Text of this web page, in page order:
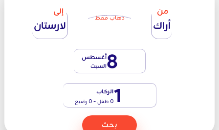
من
أراك ذهاب فقط
إلى
لارستان
8أغسطس
السبت
1الركاب
0 طفل - 0 رضيع
بحث